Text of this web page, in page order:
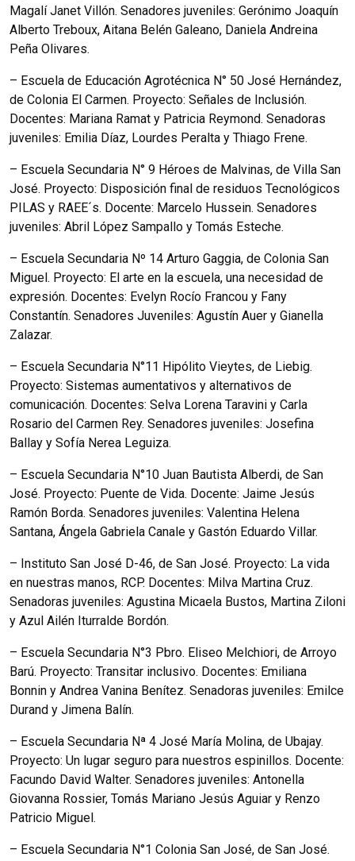
Magalí Janet Villón. Senadores juveniles: Gerónimo Joaquín
Alberto Treboux, Aitana Belén Galeano, Daniela Andreina
Peña Olivares.
– Escuela de Educación Agrotécnica N° 50 José Hernández,
de Colonia El Carmen. Proyecto: Señales de Inclusión.
Docentes: Mariana Ramat y Patricia Reymond. Senadoras
juveniles: Emilia Díaz, Lourdes Peralta y Thiago Frene.
– Escuela Secundaria N° 9 Héroes de Malvinas, de Villa San
José. Proyecto: Disposición final de residuos Tecnológicos
PILAS y RAEE´s. Docente: Marcelo Hussein. Senadores
juveniles: Abril López Sampallo y Tomás Esteche.
– Escuela Secundaria Nº 14 Arturo Gaggia, de Colonia San
Miguel. Proyecto: El arte en la escuela, una necesidad de
expresión. Docentes: Evelyn Rocío Francou y Fany
Constantín. Senadores Juveniles: Agustín Auer y Gianella
Zalazar.
– Escuela Secundaria N°11 Hipólito Vieytes, de Liebig.
Proyecto: Sistemas aumentativos y alternativos de
comunicación. Docentes: Selva Lorena Taravini y Carla
Rosario del Carmen Rey. Senadores juveniles: Josefina
Ballay y Sofía Nerea Leguiza.
– Escuela Secundaria N°10 Juan Bautista Alberdi, de San
José. Proyecto: Puente de Vida. Docente: Jaime Jesús
Ramón Borda. Senadores juveniles: Valentina Helena
Santana, Ángela Gabriela Canale y Gastón Eduardo Villar.
– Instituto San José D-46, de San José. Proyecto: La vida
en nuestras manos, RCP. Docentes: Milva Martina Cruz.
Senadoras juveniles: Agustina Micaela Bustos, Martina Ziloni
y Azul Ailén Iturralde Bordón.
– Escuela Secundaria N°3 Pbro. Eliseo Melchiori, de Arroyo
Barú. Proyecto: Transitar inclusivo. Docentes: Emiliana
Bonnin y Andrea Vanina Benítez. Senadoras juveniles: Emilce
Durand y Jimena Balín.
– Escuela Secundaria Nª 4 José María Molina, de Ubajay.
Proyecto: Un lugar seguro para nuestros espinillos. Docente:
Facundo David Walter. Senadores juveniles: Antonella
Giovanna Rossier, Tomás Mariano Jesús Aguiar y Renzo
Patricio Miguel.
– Escuela Secundaria N°1 Colonia San José, de San José.